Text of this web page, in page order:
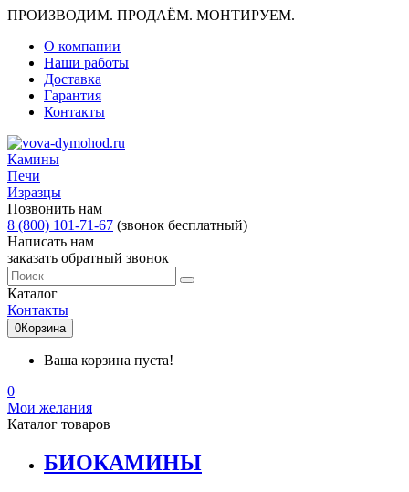
ПРОИЗВОДИМ. ПРОДАЁМ. МОНТИРУЕМ.
О компании
Наши работы
Доставка
Гарантия
Контакты
Камины
Печи
Изразцы
Позвонить нам
8 (800) 101-71-67 (звонок бесплатный)
Написать нам
заказать обратный звонок
Каталог
Контакты
0Корзина
Ваша корзина пуста!
0
Мои желания
Каталог товаров
БИОКАМИНЫ